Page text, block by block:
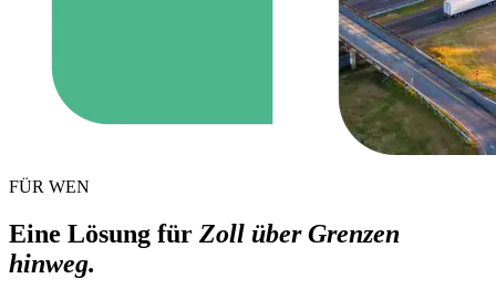
FÜR WEN
Eine Lösung für Zoll über Grenzen
hinweg.